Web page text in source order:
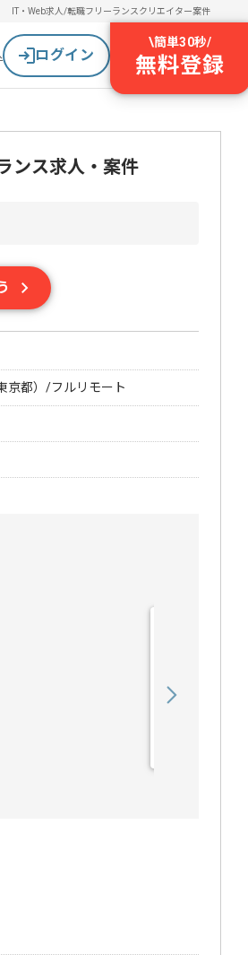
IT・Web求人/転職フリーランスクリエイター案件
ログイン
\簡単30秒/
無料登録
ンス求人・案件
京都）/フルリモート